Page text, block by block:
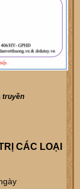
truyền
CÁC LOẠI